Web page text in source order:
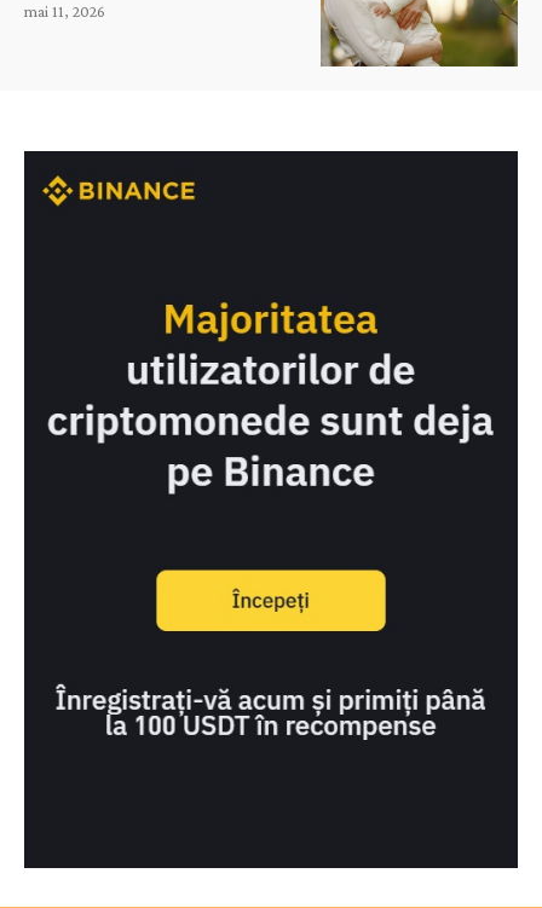
mai 11, 2026